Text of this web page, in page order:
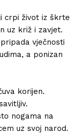
crpi život iz škrte
uz križ i zavjet.
vječnosti
a ponizan
korijen.
nogama na
uz svoj narod.